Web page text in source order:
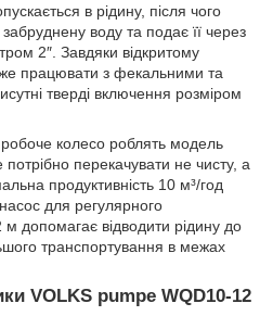
в рідину, після чого
воду та подає її через
2″. Завдяки відкритому
працювати з фекальними та
тверді включення розміром
колесо роблять модель
перекачувати не чисту, а
продуктивність 10 м³/год
для регулярного
м допомагає відводити рідину до
транспортування в межах
VOLKS pumpe WQD10-12